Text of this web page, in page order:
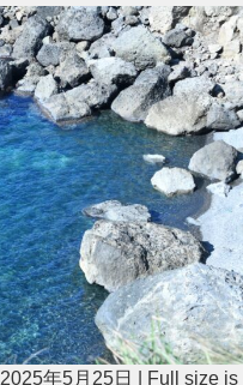
2025年5月25日
Full size is